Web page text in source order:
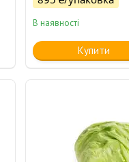
В наявності
Купити